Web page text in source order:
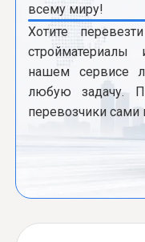
всему миру!
Хотите
нашем сервисе
любую задачу.
перевозчики